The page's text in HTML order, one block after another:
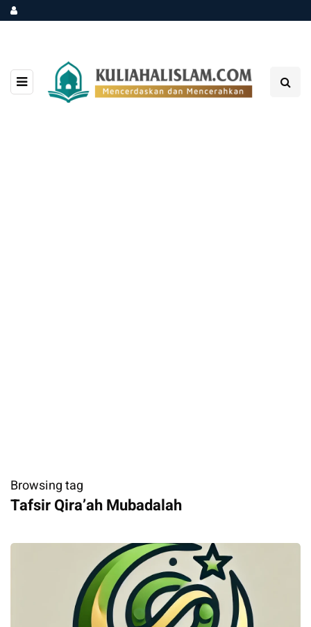
Browsing tag
Tafsir Qira’ah Mubadalah